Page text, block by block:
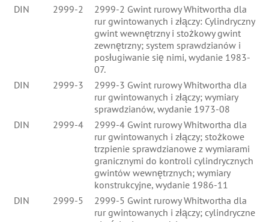
DIN
2999-2
2999-2 Gwint rurowy Whitwortha dla
rur gwintowanych i złączy: Cylindryczny
gwint wewnętrzny i stożkowy gwint
zewnętrzny; system sprawdzianów i
posługiwanie się nimi, wydanie 1983-
07.
DIN
2999-3
2999-3 Gwint rurowy Whitwortha dla
rur gwintowanych i złączy; wymiary
sprawdzianów, wydanie 1973-08
DIN
2999-4
2999-4 Gwint rurowy Whitwortha dla
rur gwintowanych i złączy; stożkowe
trzpienie sprawdzianowe z wymiarami
granicznymi do kontroli cylindrycznych
gwintów wewnętrznych; wymiary
konstrukcyjne, wydanie 1986-11
DIN
2999-5
2999-5 Gwint rurowy Whitwortha dla
rur gwintowanych i złączy; cylindryczne